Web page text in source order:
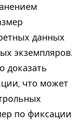
данных
экземпляров.
доказать
что может
по фиксации